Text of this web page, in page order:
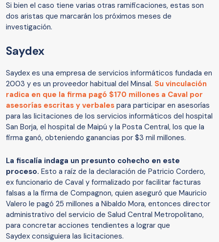
Si bien el caso tiene varias otras ramificaciones, estas son
dos aristas que marcarán los próximos meses de
investigación.
Saydex
Saydex es una empresa de servicios informáticos fundada en
2003 y es un proveedor habitual del Minsal. Su vinculación
radica en que la firma pagó $170 millones a Caval por
asesorías escritas y verbales para participar en asesorías
para las licitaciones de los servicios informáticos del hospital
San Borja, el hospital de Maipú y la Posta Central, los que la
firma ganó, obteniendo ganancias por $3 mil millones.
La fiscalía indaga un presunto cohecho en este
proceso. Esto a raíz de la declaración de Patricio Cordero,
ex funcionario de Caval y formalizado por facilitar facturas
falsas a la firma de Compagnon, quien aseguró que Mauricio
Valero le pagó 25 millones a Nibaldo Mora, entonces director
administrativo del servicio de Salud Central Metropolitano,
para concretar acciones tendientes a lograr que
Saydex consiguiera las licitaciones.